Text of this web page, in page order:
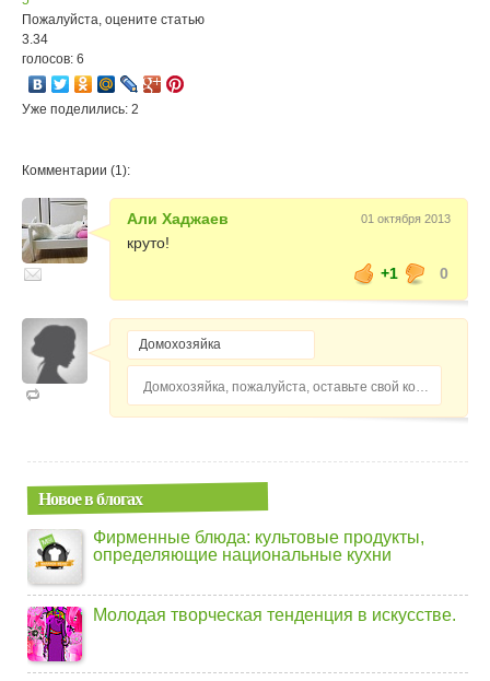
Пожалуйста, оцените статью
3.34
голосов: 6
Уже поделились: 2
Комментарии (1):
Али Хаджаев 01 октября 2013
круто!
+1
0
Домохозяйка, пожалуйста, оставьте свой комментарий...
Новое в блогах
Фирменные блюда: культовые продукты,
определяющие национальные кухни
Молодая творческая тенденция в искусстве.